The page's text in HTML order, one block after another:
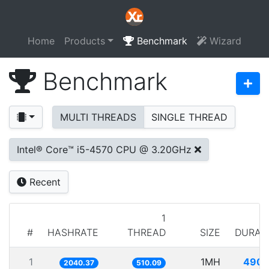
Home Products Benchmark Wizard
Benchmark
MULTI THREADS SINGLE THREAD
Intel® Core™ i5-4570 CPU @ 3.20GHz
Recent
# HASHRATE
1
THREAD
SIZE
1 2040.37 510.09 1MH